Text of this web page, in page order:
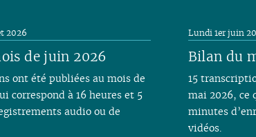
de juin 2026
2026
ont été publiées au mois de
correspond à 16 heures et 5
audio ou de
Bilan du
Lundi 1er juin
15
mai 2026, ce
minutes
vidéos.